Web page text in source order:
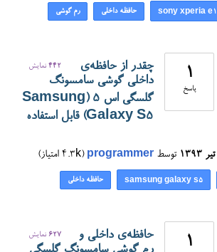
sony xperia e1 حافظه داخلی رم گوشی
1
پاسخ
442 نمایش
چقدر از حافظه‌ی
داخلی گوشی سامسونگ
گلسگی اس ۵ (Samsung
Galaxy S5) قابل استفاده
توسط programmer
(
4.3k امتیاز)
samsung galaxy s5 حافظه داخلی
1
627 نمایش
حافظه‌ی داخلی و